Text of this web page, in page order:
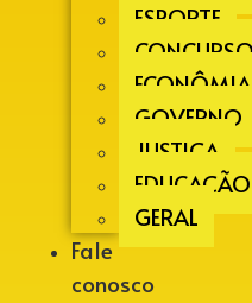
ESPORTE
ECONÔMIA
GOVERNO
JUSTIÇA
EDUCAÇÃO
GERAL
Fale
conosco